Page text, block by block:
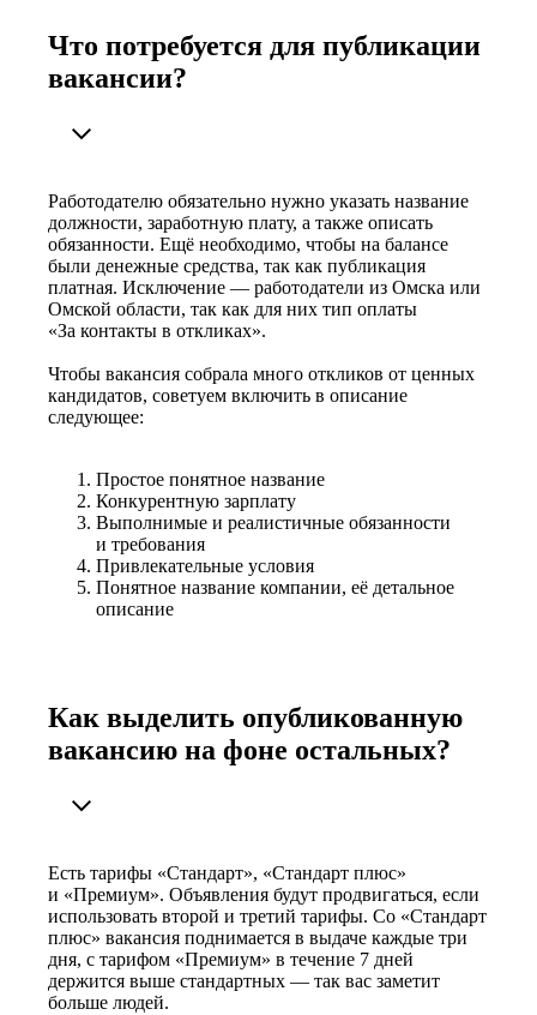
Что потребуется для публикации
вакансии?
Работодателю обязательно нужно указать название
должности, заработную плату, а также описать
обязанности. Ещё необходимо, чтобы на балансе
были денежные средства, так как публикация
платная. Исключение — работодатели из Омска или
Омской области, так как для них тип оплаты
«За контакты в откликах».
Чтобы вакансия собрала много откликов от ценных
кандидатов, советуем включить в описание
следующее:
Простое понятное название
Конкурентную зарплату
Выполнимые и реалистичные обязанности
и требования
Привлекательные условия
Понятное название компании, её детальное
описание
Как выделить опубликованную
вакансию на фоне остальных?
Есть тарифы «Стандарт», «Стандарт плюс»
и «Премиум». Объявления будут продвигаться, если
использовать второй и третий тарифы. Со «Стандарт
плюс» вакансия поднимается в выдаче каждые три
дня, с тарифом «Премиум» в течение 7 дней
держится выше стандартных — так вас заметит
больше людей.